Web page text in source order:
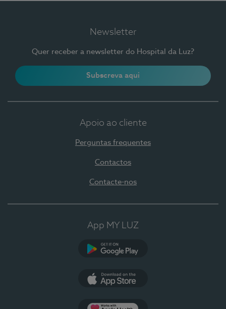
Newsletter
Quer receber a newsletter do Hospital da Luz?
Subscreva aqui
Apoio ao cliente
Perguntas frequentes
Contactos
Contacte-nos
App MY LUZ